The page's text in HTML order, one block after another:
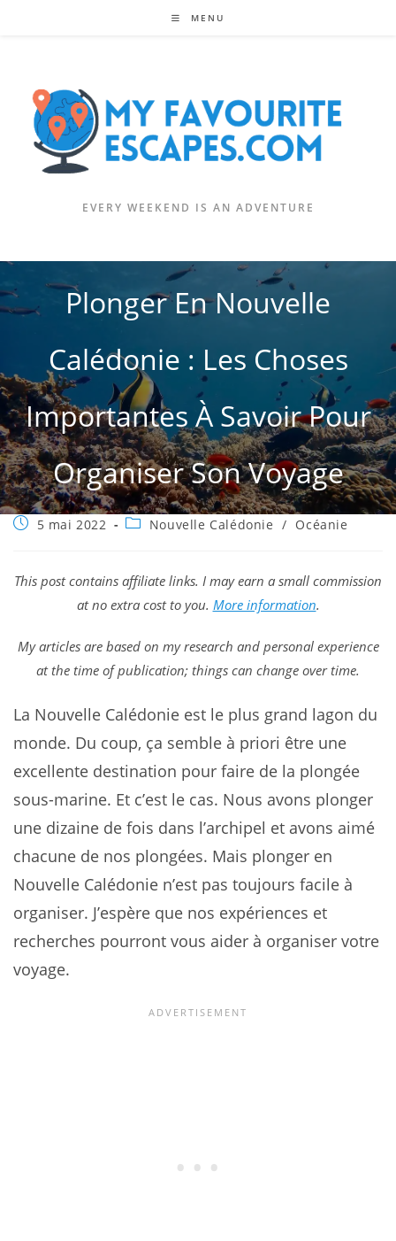
MENU
EVERY WEEKEND IS AN ADVENTURE
Plonger En Nouvelle
Calédonie : Les Choses
Importantes À Savoir Pour
Organiser Son Voyage
Publication
5 mai 2022
PostNouvelle Calédonie / Océanie
This post contains affiliate links. I may earn a small commission
at no extra cost to you. More information.
My articles are based on my research and personal experience
at the time of publication; things can change over time.
La Nouvelle Calédonie est le plus grand lagon du
monde. Du coup, ça semble à priori être une
excellente destination pour faire de la plongée
sous-marine. Et c’est le cas. Nous avons plonger
une dizaine de fois dans l’archipel et avons aimé
chacune de nos plongées. Mais plonger en
Nouvelle Calédonie n’est pas toujours facile à
organiser. J’espère que nos expériences et
recherches pourront vous aider à organiser votre
voyage.